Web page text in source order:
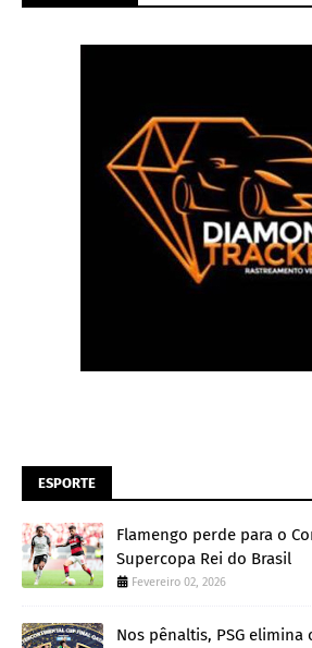
ESPORTE
Flamengo perde para o
Supercopa Rei do Brasil
Fevereiro 02, 2026
Nos pênaltis, PSG elimina